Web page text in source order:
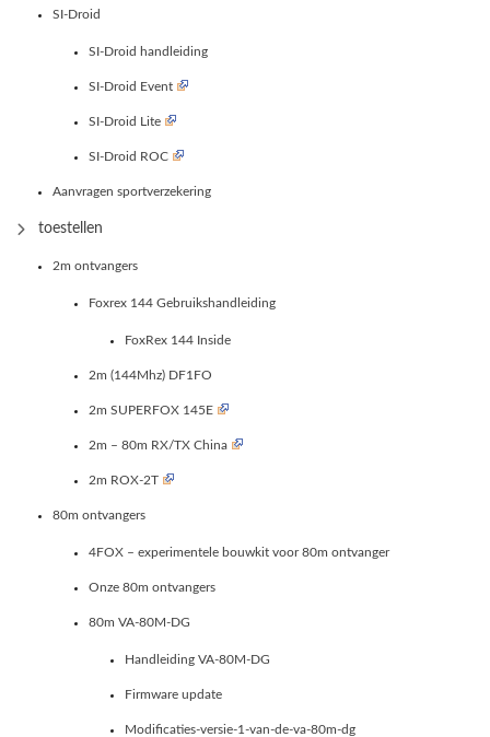
SI-Droid
SI-Droid handleiding
SI-Droid Event
SI-Droid Lite
SI-Droid ROC
Aanvragen sportverzekering
toestellen
2m ontvangers
Foxrex 144 Gebruikshandleiding
FoxRex 144 Inside
2m (144Mhz) DF1FO
2m SUPERFOX 145E
2m – 80m RX/TX China
2m ROX-2T
80m ontvangers
4FOX – experimentele bouwkit voor 80m ontvanger
Onze 80m ontvangers
80m VA-80M-DG
Handleiding VA-80M-DG
Firmware update
Modificaties-versie-1-van-de-va-80m-dg